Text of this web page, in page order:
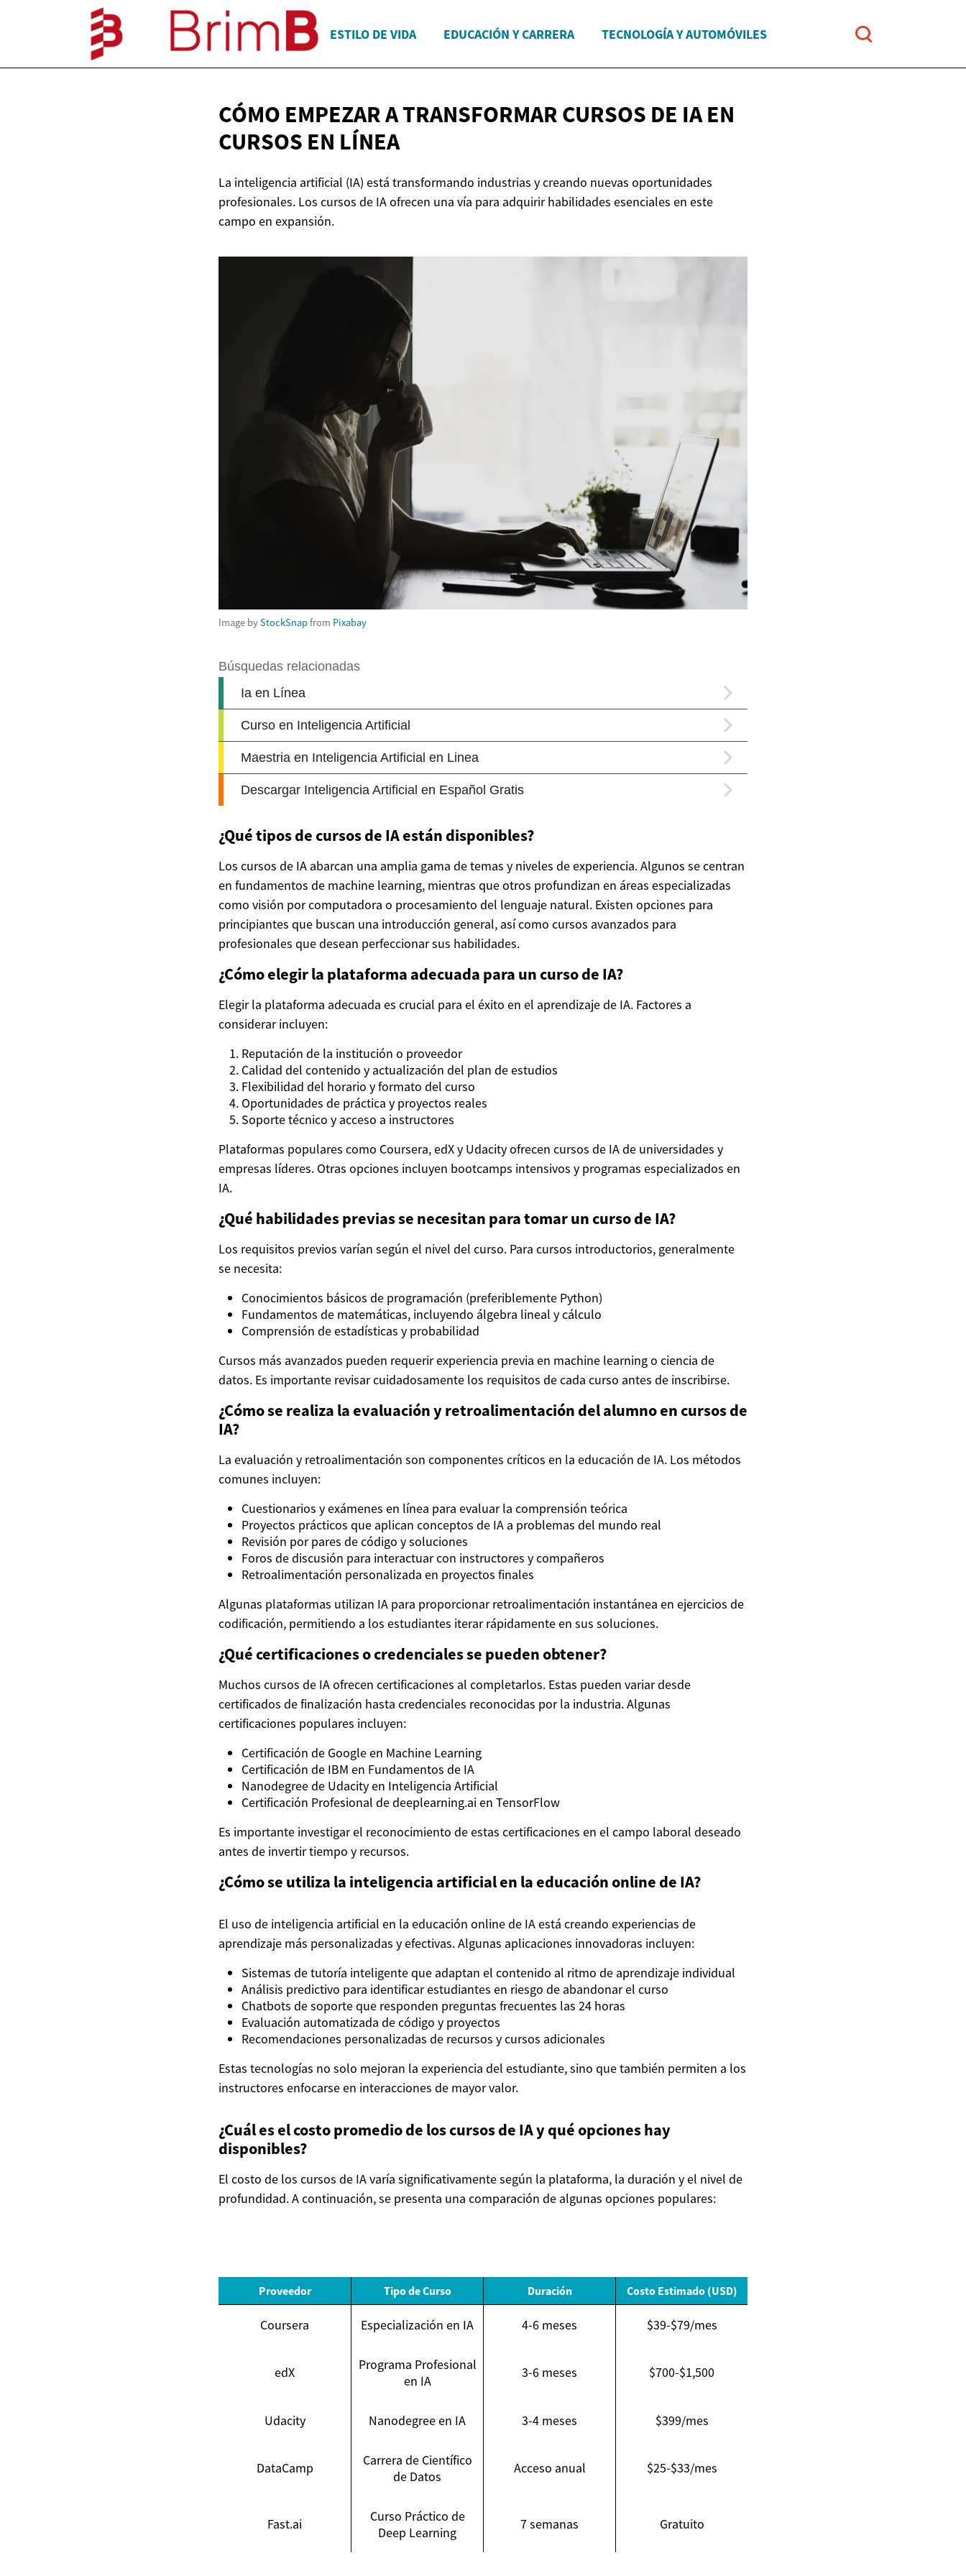
ESTILO DE VIDA EDUCACIÓN Y CARRERA TECNOLOGÍA Y AUTOMÓVILES
CÓMO EMPEZAR A TRANSFORMAR CURSOS DE IA EN
CURSOS EN LÍNEA
La inteligencia artificial (IA) está transformando industrias y creando nuevas oportunidades
profesionales. Los cursos de IA ofrecen una vía para adquirir habilidades esenciales en este
campo en expansión.
Image byStockSnapfrom Pixabay
¿Qué tipos de cursos de IA están disponibles?
Los cursos de IA abarcan una amplia gama de temas y niveles de experiencia. Algunos se centran
en fundamentos de machine learning, mientras que otros profundizan en áreas especializadas
como visión por computadora o procesamiento del lenguaje natural. Existen opciones para
principiantes que buscan una introducción general, así como cursos avanzados para
profesionales que desean perfeccionar sus habilidades.
¿Cómo elegir la plataforma adecuada para un curso de IA?
Elegir la plataforma adecuada es crucial para el éxito en el aprendizaje de IA. Factores a
considerar incluyen:
Reputación de la institución o proveedor
Calidad del contenido y actualización del plan de estudios
Flexibilidad del horario y formato del curso
Oportunidades de práctica y proyectos reales
Soporte técnico y acceso a instructores
Plataformas populares como Coursera, edX y Udacity ofrecen cursos de IA de universidades y
empresas líderes. Otras opciones incluyen bootcamps intensivos y programas especializados en
IA.
¿Qué habilidades previas se necesitan para tomar un curso de IA?
Los requisitos previos varían según el nivel del curso. Para cursos introductorios, generalmente
se necesita:
Conocimientos básicos de programación (preferiblemente Python)
Fundamentos de matemáticas, incluyendo álgebra lineal y cálculo
Comprensión de estadísticas y probabilidad
Cursos más avanzados pueden requerir experiencia previa en machine learning o ciencia de
datos. Es importante revisar cuidadosamente los requisitos de cada curso antes de inscribirse.
¿Cómo se realiza la evaluación y retroalimentación del alumno en cursos de
IA?
La evaluación y retroalimentación son componentes críticos en la educación de IA. Los métodos
comunes incluyen:
Cuestionarios y exámenes en línea para evaluar la comprensión teórica
Proyectos prácticos que aplican conceptos de IA a problemas del mundo real
Revisión por pares de código y soluciones
Foros de discusión para interactuar con instructores y compañeros
Retroalimentación personalizada en proyectos finales
Algunas plataformas utilizan IA para proporcionar retroalimentación instantánea en ejercicios de
codificación, permitiendo a los estudiantes iterar rápidamente en sus soluciones.
¿Qué certificaciones o credenciales se pueden obtener?
Muchos cursos de IA ofrecen certificaciones al completarlos. Estas pueden variar desde
certificados de finalización hasta credenciales reconocidas por la industria. Algunas
certificaciones populares incluyen:
Certificación de Google en Machine Learning
Certificación de IBM en Fundamentos de IA
Nanodegree de Udacity en Inteligencia Artificial
Certificación Profesional de deeplearning.ai en TensorFlow
Es importante investigar el reconocimiento de estas certificaciones en el campo laboral deseado
antes de invertir tiempo y recursos.
¿Cómo se utiliza la inteligencia artificial en la educación online de IA?
El uso de inteligencia artificial en la educación online de IA está creando experiencias de
aprendizaje más personalizadas y efectivas. Algunas aplicaciones innovadoras incluyen:
Sistemas de tutoría inteligente que adaptan el contenido al ritmo de aprendizaje individual
Análisis predictivo para identificar estudiantes en riesgo de abandonar el curso
Chatbots de soporte que responden preguntas frecuentes las 24 horas
Evaluación automatizada de código y proyectos
Recomendaciones personalizadas de recursos y cursos adicionales
Estas tecnologías no solo mejoran la experiencia del estudiante, sino que también permiten a los
instructores enfocarse en interacciones de mayor valor.
¿Cuál es el costo promedio de los cursos de IA y qué opciones hay
disponibles?
El costo de los cursos de IA varía significativamente según la plataforma, la duración y el nivel de
profundidad. A continuación, se presenta una comparación de algunas opciones populares:
Proveedor Tipo de Curso Duración Costo Estimado (USD)
Coursera Especialización en IA 4-6 meses $39-$79/mes
edX
Programa Profesional
en IA
3-6 meses $700-$1,500
Udacity Nanodegree en IA 3-4 meses $399/mes
DataCamp
Carrera de Científico
de Datos
Acceso anual $25-$33/mes
Fast.ai
Curso Práctico de
Deep Learning
7 semanas Gratuito